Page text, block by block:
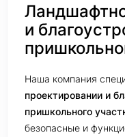
и
Наша компания
проектировании и
пришкольного
безопасные и